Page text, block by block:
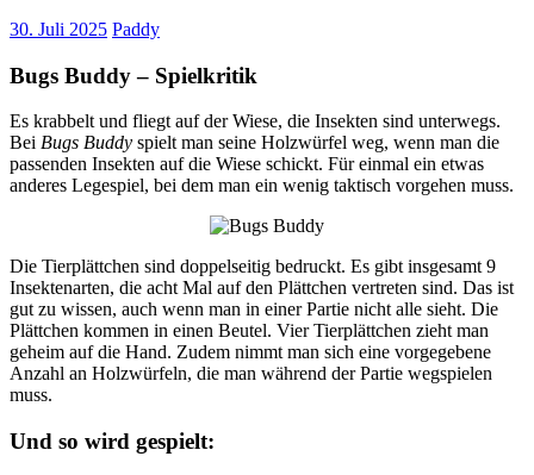
30. Juli 2025 Paddy
Bugs Buddy – Spielkritik
Es krabbelt und fliegt auf der Wiese, die Insekten sind unterwegs.
Bei Bugs Buddy spielt man seine Holzwürfel weg, wenn man die
passenden Insekten auf die Wiese schickt. Für einmal ein etwas
anderes Legespiel, bei dem man ein wenig taktisch vorgehen muss.
Die Tierplättchen sind doppelseitig bedruckt. Es gibt insgesamt 9
Insektenarten, die acht Mal auf den Plättchen vertreten sind. Das ist
gut zu wissen, auch wenn man in einer Partie nicht alle sieht. Die
Plättchen kommen in einen Beutel. Vier Tierplättchen zieht man
geheim auf die Hand. Zudem nimmt man sich eine vorgegebene
Anzahl an Holzwürfeln, die man während der Partie wegspielen
muss.
Und so wird gespielt: